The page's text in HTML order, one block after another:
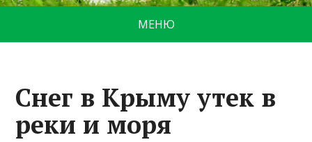
МЕНЮ
Снег в Крыму утек в
реки и моря